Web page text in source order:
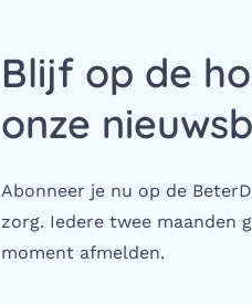
Blijf op de
onze
Abonneer je nu op de
zorg. Iedere twee maanden
moment afmelden.